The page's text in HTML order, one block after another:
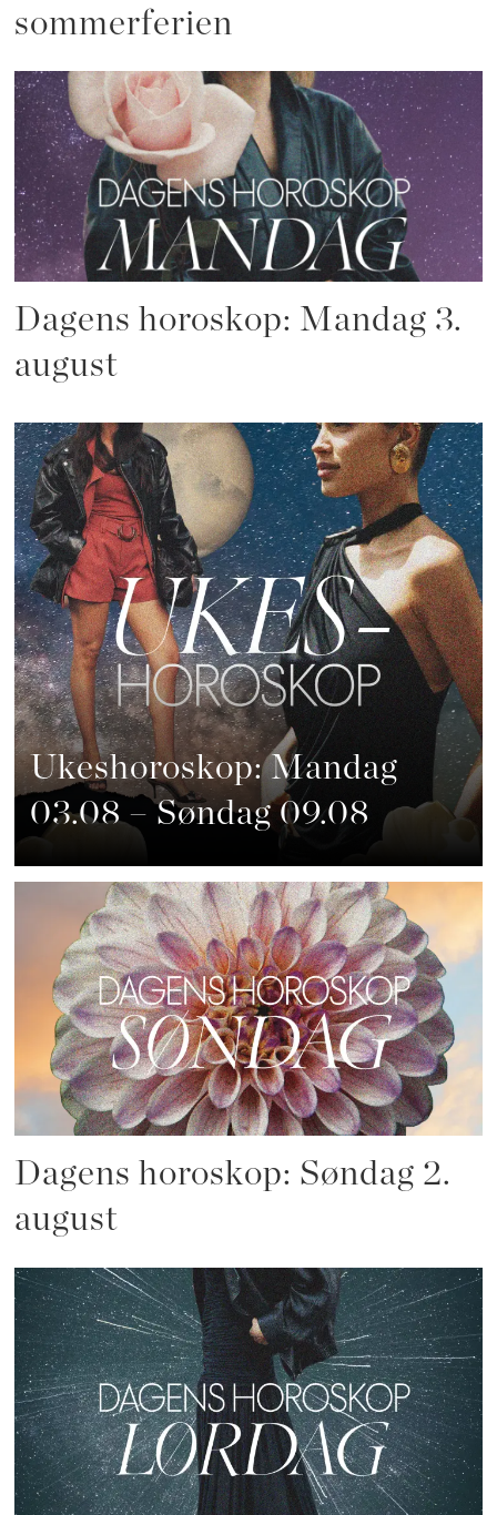
sommerferien
Dagens horoskop: Mandag 3.
august
Ukeshoroskop: Mandag
03.08 – Søndag 09.08
Dagens horoskop: Søndag 2.
august